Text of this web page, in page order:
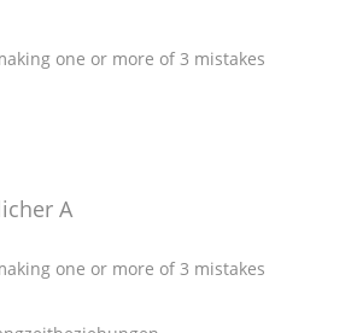
one or more of 3 mistakes
A
one or more of 3 mistakes